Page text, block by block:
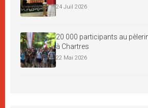
24 Juil 2026
20 000 participants au
à Chartres
22 Mai 2026